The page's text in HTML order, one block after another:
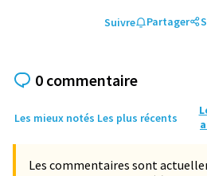
Suivre Partager
0 commentaire
Les mieux notés Les plus récents
Les commentaires sont